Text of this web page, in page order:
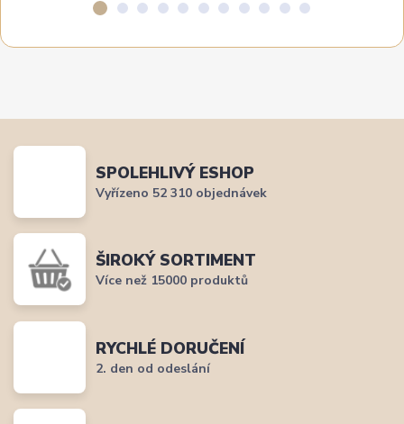
SPOLEHLIVÝ ESHOP
Vyřízeno 52 310 objednávek
ŠIROKÝ SORTIMENT
Více než 15000 produktů
RYCHLÉ DORUČENÍ
2. den od odeslání